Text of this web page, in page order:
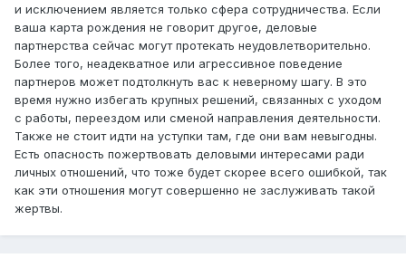
и исключением является только сфера сотрудничества. Если
ваша карта рождения не говорит другое, деловые
партнерства сейчас могут протекать неудовлетворительно.
Более того, неадекватное или агрессивное поведение
партнеров может подтолкнуть вас к неверному шагу. В это
время нужно избегать крупных решений, связанных с уходом
с работы, переездом или сменой направления деятельности.
Также не стоит идти на уступки там, где они вам невыгодны.
Есть опасность пожертвовать деловыми интересами ради
личных отношений, что тоже будет скорее всего ошибкой, так
как эти отношения могут совершенно не заслуживать такой
жертвы.